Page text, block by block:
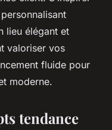
lieu élégant et
valoriser vos
fluide pour
moderne.
tendance